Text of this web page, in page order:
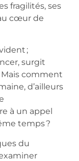
fragilités, ses
cœur de
;
surgit
comment
d’ailleurs
à un appel
temps ?
du